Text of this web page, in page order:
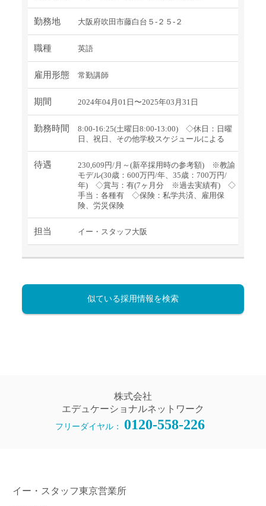
勤務地 大阪府吹田市藤白台５-２５-２
職種 英語
雇用形態 常勤講師
期間 2024年04月01日〜2025年03月31日
勤務時間
8:00-16:25(土曜日8:00-13:00) ◇休日：日曜
日、祝日、その他学校スケジュールによる
待遇
230,609円/月～(新卒採用時の参考額) ※教諭
モデル(30歳：600万円/年、35歳：700万円/
年) ◇賞与：有(7ヶ月分 ※過去実績有) ◇
手当：各種有 ◇保険：私学共済、雇用保
険、労災保険
担当 イー・スタッフ大阪
似ている採用情報を検索
株式会社
エデュケーショナルネットワーク
フリーダイヤル： 0120-558-226
イー・スタッフ東京営業所